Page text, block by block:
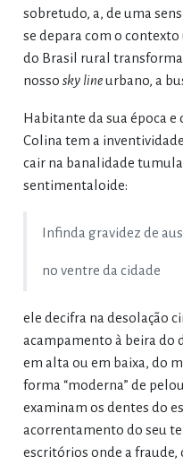
sobretudo, a, de uma
se depara com o
do Brasil rural
nosso sky lineurbano, a
Habitante da sua época e
Colina tem a
cair na banalidade
sentimentaloide:
Infinda gravidez de
no ventre da cidade
ele decifra na desolação
acampamento à beira do
em alta ou em baixa, do
forma “moderna” de
examinam os dentes do
acorrentamento do seu
escritórios onde a fraude,